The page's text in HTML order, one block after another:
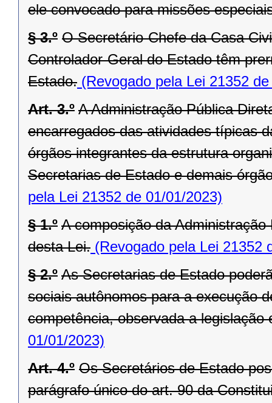
ele convocado para missões
§ 3.º O Secretário-Chefe da Casa
Controlador-Geral do Estado têm
Estado. (Revogado pela Lei 21352
Art. 3.º A Administração Pública
encarregados das atividades típicas
órgãos integrantes da estrutura
Secretarias de Estado e demais
pela Lei 21352 de 01/01/2023)
§ 1.º A composição da
desta Lei. (Revogado pela Lei 21352
§ 2.º As Secretarias de Estado
sociais autônomos para a execução
competência, observada a legislação
01/01/2023)
Art. 4.º Os Secretários de Estado
parágrafo único do art. 90 da